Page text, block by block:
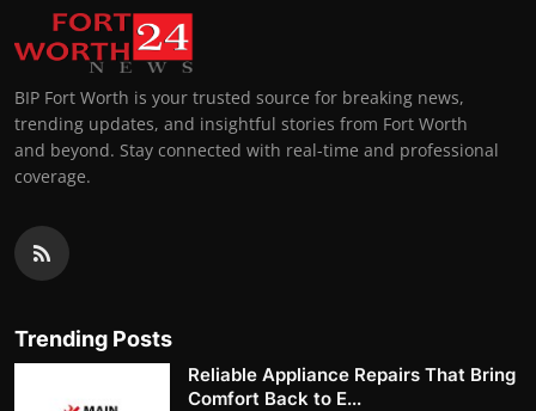
BIP Fort Worth is your trusted source for breaking news,
trending updates, and insightful stories from Fort Worth
and beyond. Stay connected with real-time and professional
coverage.
Trending Posts
Reliable Appliance Repairs That Bring
Comfort Back to E...